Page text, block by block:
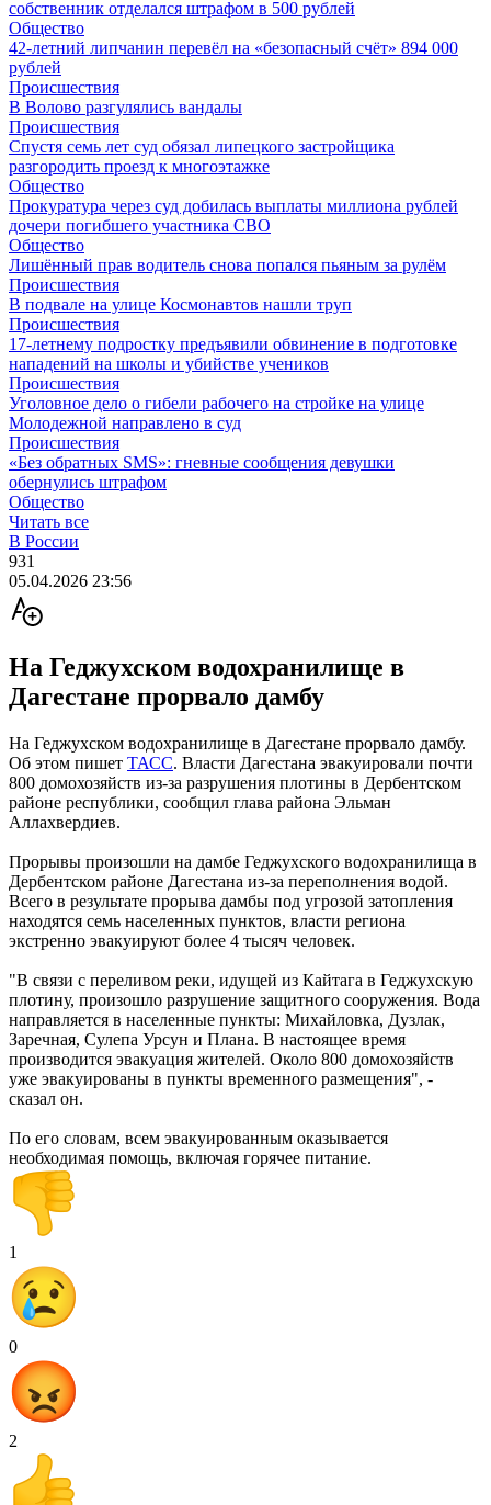
собственник отделался штрафом в 500 рублей
Общество
42-летний липчанин перевёл на «безопасный счёт» 894 000
рублей
Происшествия
В Волово разгулялись вандалы
Происшествия
Спустя семь лет суд обязал липецкого застройщика
разгородить проезд к многоэтажке
Общество
Прокуратура через суд добилась выплаты миллиона рублей
дочери погибшего участника СВО
Общество
Лишённый прав водитель снова попался пьяным за рулём
Происшествия
В подвале на улице Космонавтов нашли труп
Происшествия
17-летнему подростку предъявили обвинение в подготовке
нападений на школы и убийстве учеников
Происшествия
Уголовное дело о гибели рабочего на стройке на улице
Молодежной направлено в суд
Происшествия
«Без обратных SMS»: гневные сообщения девушки
обернулись штрафом
Общество
Читать все
В России
931
05.04.2026 23:56
На Геджухском водохранилище в
Дагестане прорвало дамбу
На Геджухском водохранилище в Дагестане прорвало дамбу.
Об этом пишет ТАСС. Власти Дагестана эвакуировали почти
800 домохозяйств из-за разрушения плотины в Дербентском
районе республики, сообщил глава района Эльман
Аллахвердиев.
Прорывы произошли на дамбе Геджухского водохранилища в
Дербентском районе Дагестана из-за переполнения водой.
Всего в результате прорыва дамбы под угрозой затопления
находятся семь населенных пунктов, власти региона
экстренно эвакуируют более 4 тысяч человек.
"В связи с переливом реки, идущей из Кайтага в Геджухскую
плотину, произошло разрушение защитного сооружения. Вода
направляется в населенные пункты: Михайловка, Дузлак,
Заречная, Сулепа Урсун и Плана. В настоящее время
производится эвакуация жителей. Около 800 домохозяйств
уже эвакуированы в пункты временного размещения", -
сказал он.
По его словам, всем эвакуированным оказывается
необходимая помощь, включая горячее питание.
1
0
2